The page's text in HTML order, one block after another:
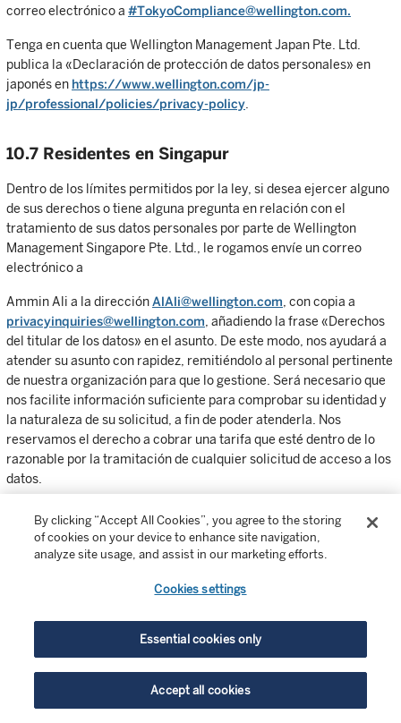
correo electrónico a #TokyoCompliance@wellington.com.
Tenga en cuenta que Wellington Management Japan Pte. Ltd.
publica la «Declaración de protección de datos personales» en
japonés en https://www.wellington.com/jp-
jp/professional/policies/privacy-policy
10.7 Residentes en Singapur
Dentro de los límites permitidos por la ley, si desea ejercer alguno
de sus derechos o tiene alguna pregunta en relación con el
tratamiento de sus datos personales por parte de Wellington
Management Singapore Pte. Ltd., le rogamos envíe un correo
electrónico a
Ammin Ali a la direcciónAlAli@wellington.com , con copia a
privacyinquiries@wellington.com , añadiendo la frase «Derechos
del titular de los datos» en el asunto. De este modo, nos ayudará a
atender su asunto con rapidez, remitiéndolo al personal pertinente
de nuestra organización para que lo gestione. Será necesario que
nos facilite información suficiente para comprobar su identidad y
la naturaleza de su solicitud, a fin de poder atenderla. Nos
reservamos el derecho a cobrar una tarifa que esté dentro de lo
razonable por la tramitación de cualquier solicitud de acceso a los
datos.
Haremos lo posible por resolver cualquier cuestión que nos
plantee de forma rápida y justa.
10.8 Residentes en Hong Kong
sobre el tratamiento de sus datos personales por parte de
Wellington Management Hong Kong Ltd., envíe un correo
electrónico a#HKCompliance@wellington.com, con copia a
privacyinquiries@wellington.com , añadiendo la frase «Derechos
By clicking “Accept All Cookies”, you agree to the storing
of cookies on your device to enhance site navigation,
analyze site usage, and assist in our marketing efforts.
Cookies settings
Essential cookies only
Accept all cookies